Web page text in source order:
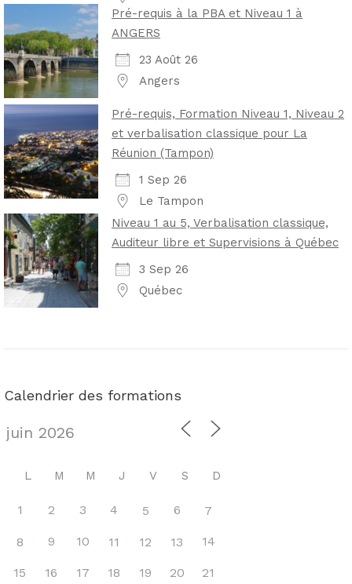
Pré-requis à la PBA et Niveau 1 à
ANGERS
23 Août 26
Angers
Pré-requis, Formation Niveau 1, Niveau 2
et verbalisation classique pour La
Réunion (Tampon)
1 Sep 26
Le Tampon
Niveau 1 au 5, Verbalisation classique,
Auditeur libre et Supervisions à Québec
3 Sep 26
Québec
Calendrier des formations
L M M J V S D
1 2 3 4 5 6 7
8 9 10 11 12 13 14
15 16 17 18 19 20 21